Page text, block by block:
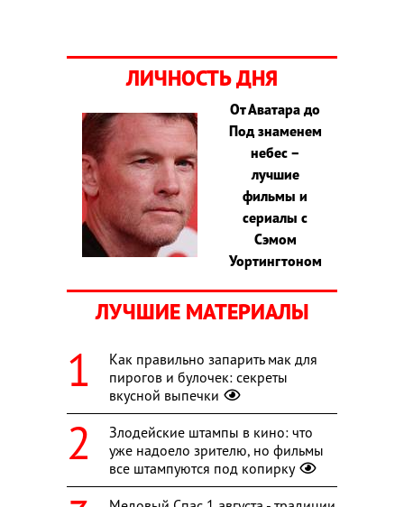
ЛИЧНОСТЬ ДНЯ
От Аватара до
Под знаменем
небес –
лучшие
фильмы и
сериалы с
Сэмом
Уортингтоном
ЛУЧШИЕ МАТЕРИАЛЫ
Как правильно запарить мак для
пирогов и булочек: секреты
вкусной выпечки
Злодейские штампы в кино: что
уже надоело зрителю, но фильмы
все штампуются под копирку